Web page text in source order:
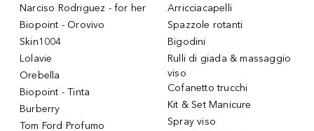
Narciso Rodriguez - for her
Biopoint - Orovivo
Skin1004
Lolavie
Orebella
Biopoint - Tinta
Burberry
Tom Ford Profumo
Arricciacapelli
Spazzole rotanti
Bigodini
Rulli di giada & massaggio
viso
Cofanetto trucchi
Kit & Set Manicure
Spray viso